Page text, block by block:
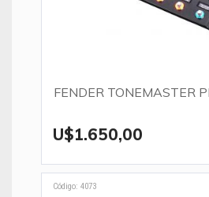
FENDER TONEMASTER
U$1.650,00
Código: 4073